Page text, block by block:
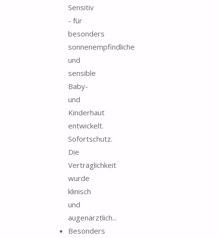
Sensitiv
- für
besonders
sonnenempfindliche
und
sensible
Baby-
und
Kinderhaut
entwickelt.
Sofortschutz.
Die
Verträglichkeit
wurde
klinisch
und
augenärztlich...
Besonders